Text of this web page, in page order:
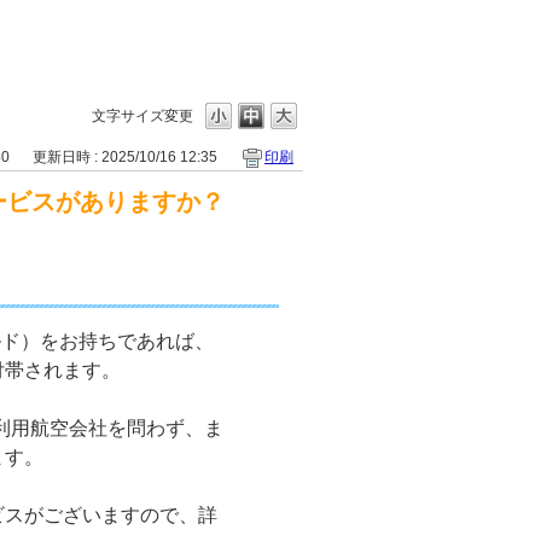
文字サイズ変更
更新日時 : 2025/10/16 12:35 印刷
スがありますか？
）をお持ちであれば、
されます。
航空会社を問わず、ま
。
がございますので、詳